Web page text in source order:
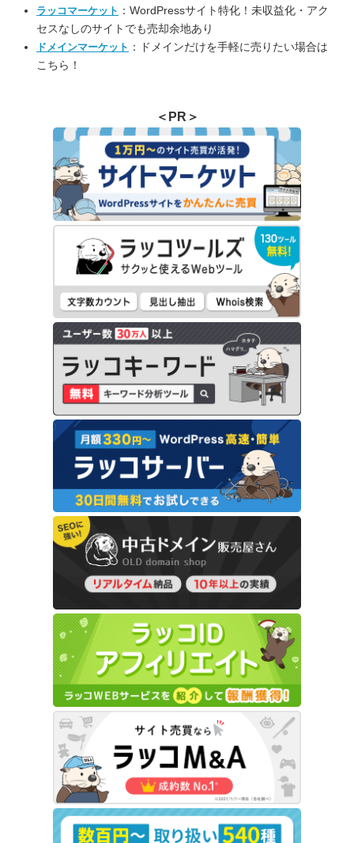
ラッコマーケット ：WordPressサイト特化！未収益化・アク
セスなしのサイトでも売却余地あり
ドメインマーケット ：ドメインだけを手軽に売りたい場合は
こちら！
＜PR＞